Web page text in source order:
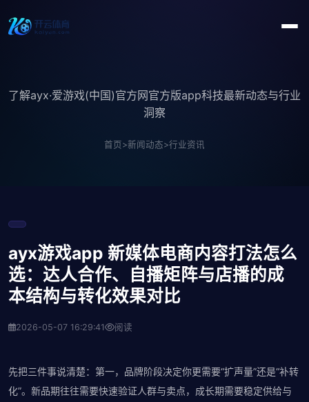
了解ayx·爱游戏(中国)官方网官方版app科技最新动态与行业
洞察
首页>新闻动态>行业资讯
ayx游戏app 新媒体电商内容打法怎么
选：达人合作、自播矩阵与店播的成
本结构与转化效果对比
2026-05-07 16:29:41 阅读
先把三件事说清楚：第一，品牌阶段决定你更需要“扩声量”还是“补转
化”。新品期往往需要快速验证人群与卖点，成长期需要稳定供给与